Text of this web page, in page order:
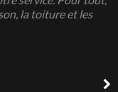
la toiture et les